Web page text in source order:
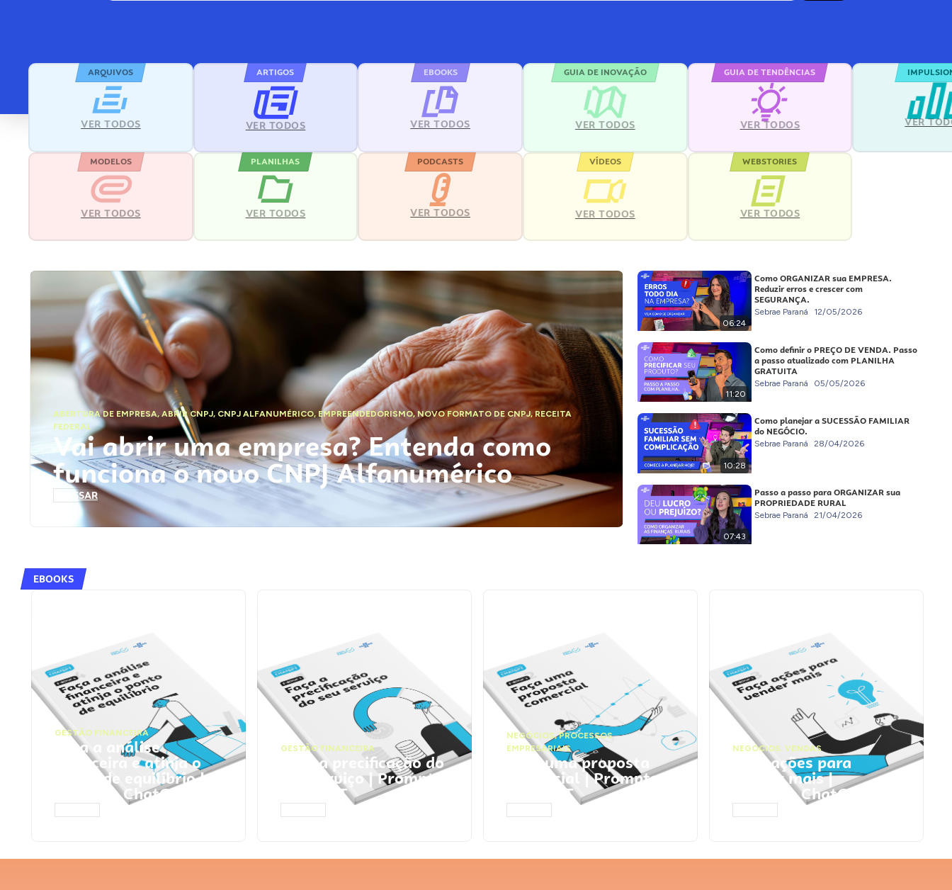
ARQUIVOS
VER TODOS
ARTIGOS
VER TODOS
EBOOKS
VER TODOS
GUIA DE INOVAÇÃO
VER TODOS
GUIA DE TENDÊNCIAS
VER TODOS VER
MODELOS
VER TODOS
PLANILHAS
VER TODOS
PODCASTS
VER TODOS
VÍDEOS
VER TODOS
WEBSTORIES
VER TODOS
ABERTURA DE EMPRESA,ABRIR CNPJ, CNPJ ALFANUMÉRICO, EMPREENDEDORISMO,NOVO FORMATO DE CNPJ,RECEITA
FEDERAL
Vai abrir uma empresa? Entenda como
funciona o novo CNPJ Alfanumérico
ACESSAR
06:24
Como ORGANIZAR sua EMPRESA.
Reduzir erros e crescer com
SEGURANÇA.
Sebrae Paraná 12/05/2026
11:20
Como definir o PREÇO DE VENDA. Passo
a passo atualizado com PLANILHA
GRATUITA
Sebrae Paraná 05/05/2026
10:28
Como planejar a SUCESSÃO FAMILIAR
do NEGÓCIO.
Sebrae Paraná 28/04/2026
07:43
Passo a passo para ORGANIZAR sua
PROPRIEDADE RURAL
Sebrae Paraná 21/04/2026
EBOOKS
GESTÃO FINANCEIRA
Faça a análise
financeira e atinja o
ponto de equilíbrio |
Prompts ChatGPT
GESTÃO FINANCEIRA
Faça a precificação do
seu serviço | Prompts
ChatGPT
NEGÓCIOS,PROCESSOS
EMPRESARIAIS
Faça uma proposta
comercial | Prompts
ChatGPT
NEGÓCIOS, VENDAS
Faça ações para
vender mais |
Prompts ChatGPT